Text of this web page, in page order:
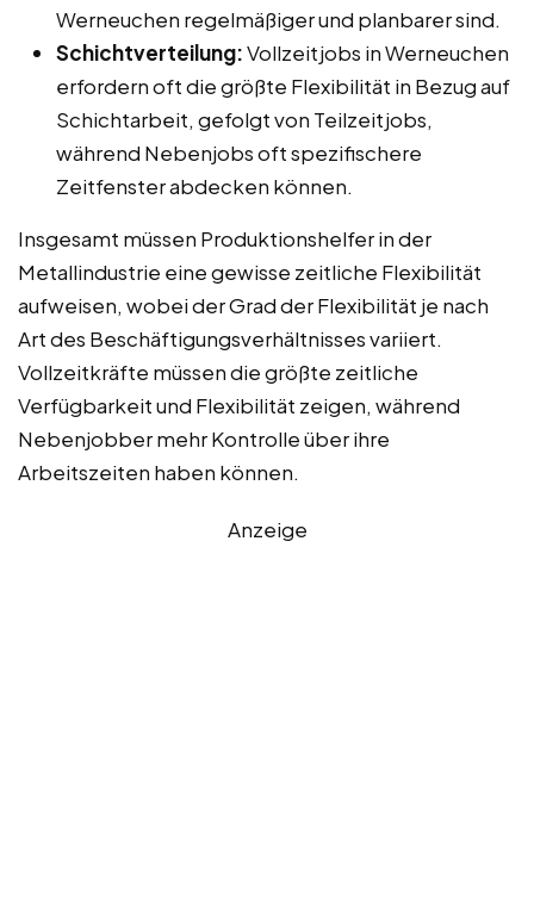
Werneuchen regelmäßiger und planbarer sind.
Schichtverteilung:Vollzeitjobs in Werneuchen
erfordern oft die größte Flexibilität in Bezug auf
Schichtarbeit, gefolgt von Teilzeitjobs,
während Nebenjobs oft spezifischere
Zeitfenster abdecken können.
Insgesamt müssen Produktionshelfer in der
Metallindustrie eine gewisse zeitliche Flexibilität
aufweisen, wobei der Grad der Flexibilität je nach
Art des Beschäftigungsverhältnisses variiert.
Vollzeitkräfte müssen die größte zeitliche
Verfügbarkeit und Flexibilität zeigen, während
Nebenjobber mehr Kontrolle über ihre
Arbeitszeiten haben können.
Anzeige